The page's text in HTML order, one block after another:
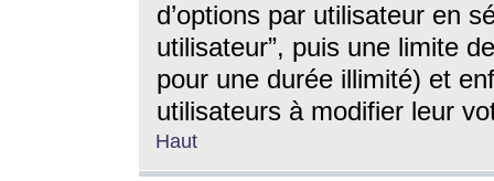
d’options par utilisateur en
utilisateur”, puis une limite
pour une durée illimité) et
utilisateurs à modifier leur
Haut